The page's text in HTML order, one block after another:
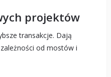
projektów
transakcje. Dają
od mostów i